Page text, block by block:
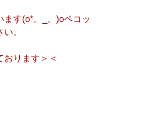
す(o*。_。)oペコッ
。
ります＞＜